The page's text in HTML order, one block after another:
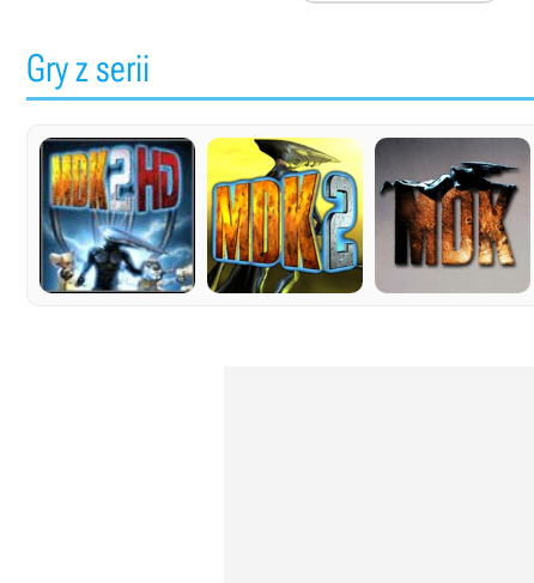
Gry z serii